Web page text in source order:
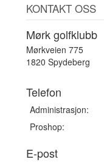
KONTAKT OSS
Mørk golfklubb
Mørkveien 775
1820 Spydeberg
Telefon
Administrasjon:
Proshop:
E-post